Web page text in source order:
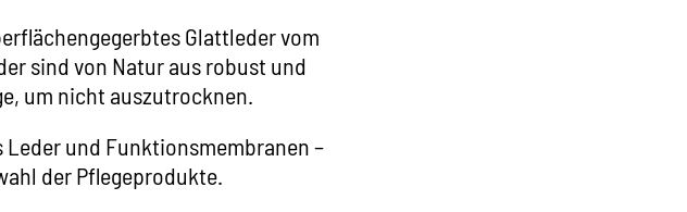
Glattleder vom
sind von Natur aus robust und
um nicht auszutrocknen.
und Funktionsmembranen –
der Pflegeprodukte.